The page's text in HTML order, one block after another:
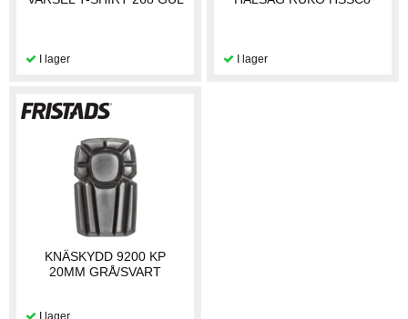
KNÄSKYDD 9200 KP
20MM GRÅ/SVART